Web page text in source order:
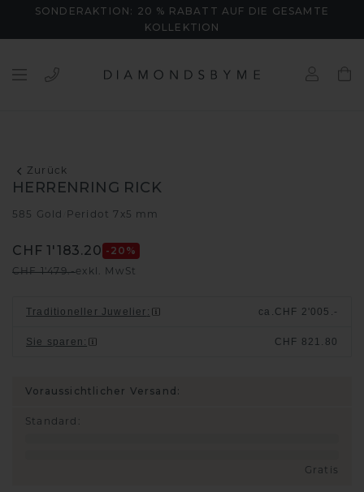
SONDERAKTION: 20 % RABATT AUF DIE GESAMTE
KOLLEKTION
Zurück
HERRENRING RICK
585 Gold Peridot 7x5 mm
CHF 1'183.20 -20 %
CHF 1'479.-exkl. MwSt
Traditioneller Juwelier : ca. CHF 2'005.-
Sie sparen : CHF 821.80
Voraussichtlicher Versand:
Standard :
Gratis